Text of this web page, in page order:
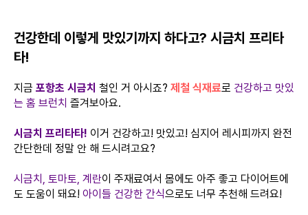
건강한데 이렇게 맛있기까지 하다고? 시금치 프리타
타!
지금 포항초 시금치 철인 거 아시죠? 제철 식재료로 건강하고 맛있
는 홈 브런치 즐겨보아요.
시금치 프리타타! 이거 건강하고! 맛있고! 심지어 레시피까지 완전
간단한데 정말 안 해 드시려고요?
시금치, 토마토, 계란이 주재료여서 몸에도 아주 좋고 다이어트에
도 도움이 돼요! 아이들 건강한 간식으로도 너무 추천해 드려요!